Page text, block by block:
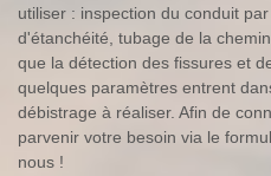
utiliser : inspection du conduit
d'étanchéité, tubage de la
que la détection des fissures et
quelques paramètres entrent
débistrage à réaliser. Afin de
parvenir votre besoin via le
nous !